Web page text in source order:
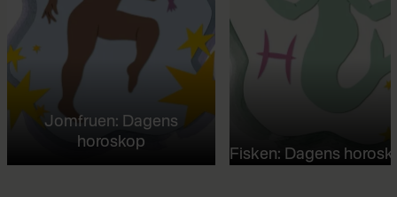
Jomfruen: Dagens
horoskop
Fisken: Dagens